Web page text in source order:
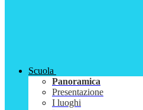
Scuola
Panoramica
Presentazione
I luoghi